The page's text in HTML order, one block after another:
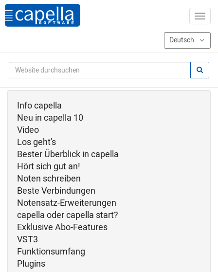
Info capella
Neu in capella 10
Video
Los geht's
Bester Überblick in capella
Hört sich gut an!
Noten schreiben
Beste Verbindungen
Notensatz-Erweiterungen
capella oder capella start?
Exklusive Abo-Features
VST3
Funktionsumfang
Plugins